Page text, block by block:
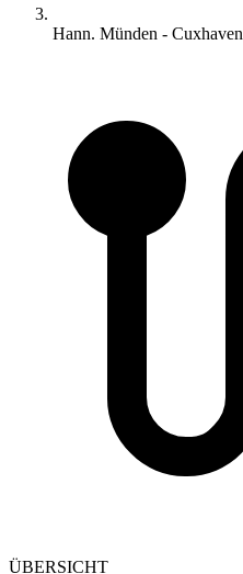
Hann. Münden - Cuxhaven
ÜBERSICHT